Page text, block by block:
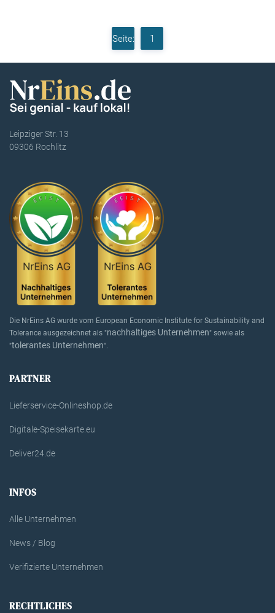
Seite: 1
Leipziger Str. 13
09306 Rochlitz
Die NrEins AG wurde vom European Economic Institute for Sustainability and
Tolerance ausgezeichnet als "nachhaltiges Unternehmen" sowie als
"tolerantes Unternehmen".
PARTNER
Lieferservice-Onlineshop.de
Digitale-Speisekarte.eu
Deliver24.de
INFOS
Alle Unternehmen
News / Blog
Verifizierte Unternehmen
RECHTLICHES